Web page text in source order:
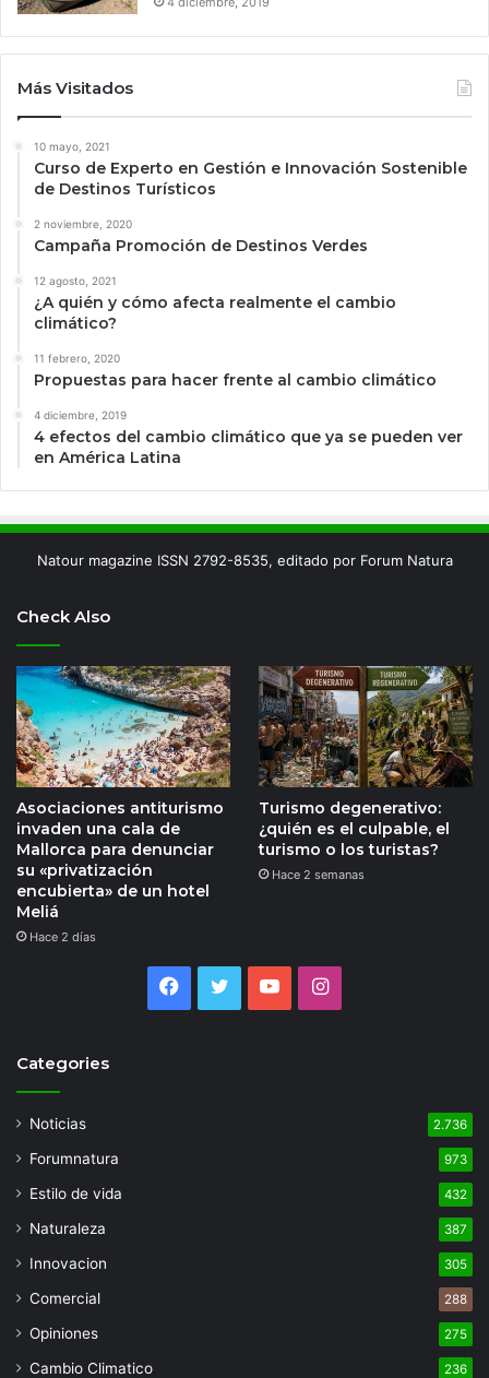
Más Visitados
10 mayo, 2021
Curso de Experto en Gestión e Innovación Sostenible
de Destinos Turísticos
2 noviembre, 2020
Campaña Promoción de Destinos Verdes
12 agosto, 2021
¿A quién y cómo afecta realmente el cambio
climático?
11 febrero, 2020
Propuestas para hacer frente al cambio climático
4 diciembre, 2019
4 efectos del cambio climático que ya se pueden ver
en América Latina
Natour magazine ISSN 2792-8535, editado por Forum Natura
Check Also
Asociaciones antiturismo
invaden una cala de
Mallorca para denunciar
su «privatización
encubierta» de un hotel
Meliá
Hace 2 días
Turismo degenerativo:
¿quién es el culpable, el
turismo o los turistas?
Hace 2 semanas
Facebook
TwitterYouTubeInstagram
Categories
Noticias 2.736
Forumnatura 973
Estilo de vida 432
Naturaleza 387
Innovacion 305
Comercial 288
Opiniones 275
Cambio Climatico 236